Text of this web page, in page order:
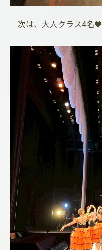
次は、大人クラス4名🧡